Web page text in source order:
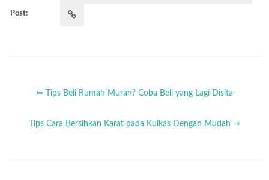
Post:
⇐ Tips Beli Rumah Murah? Coba Beli yang Lagi Disita
Tips Cara Bersihkan Karat pada Kulkas Dengan Mudah ⇒